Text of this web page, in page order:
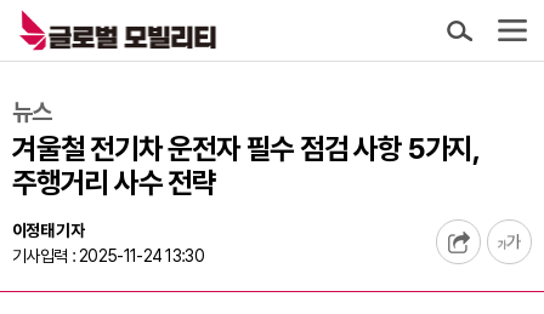
뉴스
겨울철 전기차 운전자 필수 점검 사항 5가지,
주행거리 사수 전략
이정태 기자
기사입력 : 2025-11-24 13:30